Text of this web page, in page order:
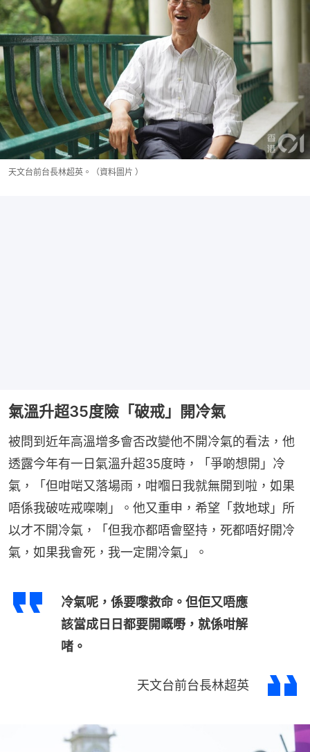
天文台前台長林超英。（資料圖片 ）
氣溫升超35度險「破戒」開冷氣
被問到近年高溫增多會否改變他不開冷氣的看法，他
透露今年有一日氣溫升超35度時，「爭啲想開」冷
氣，「但咁啱又落場雨，咁嗰日我就無開到啦，如果
唔係我破咗戒㗎喇」。他又重申，希望「救地球」所
以才不開冷氣，「但我亦都唔會堅持，死都唔好開冷
氣，如果我會死，我一定開冷氣」。
冷氣呢，係要嚟救命。但佢又唔應
該當成日日都要開嘅嘢，就係咁解
啫。
天文台前台長林超英